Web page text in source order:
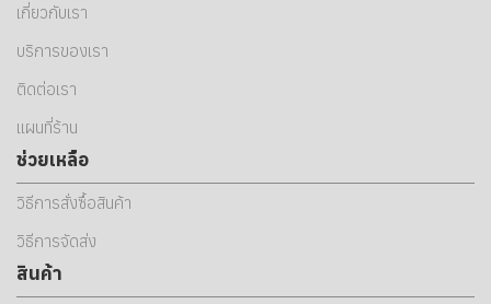
เกี่ยวกับเรา
บริการของเรา
ติดต่อเรา
แผนที่ร้าน
ช่วยเหลือ
วิธีการสั่งซื้อสินค้า
วิธีการจัดส่ง
สินค้า